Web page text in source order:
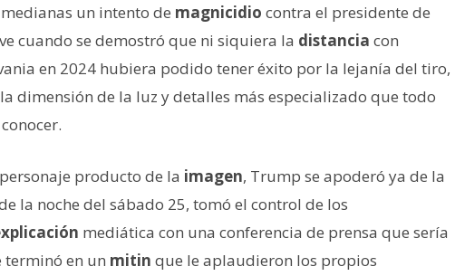
un intento de magnicidio contra el presidente de
cuando se demostró que ni siquiera la distancia con
en 2024 hubiera podido tener éxito por la lejanía del tiro,
dimensión de la luz y detalles más especializado que todo
producto de la imagen, Trump se apoderó ya de la
la noche del sábado 25, tomó el control de los
mediática con una conferencia de prensa que sería
terminó en un mitin que le aplaudieron los propios